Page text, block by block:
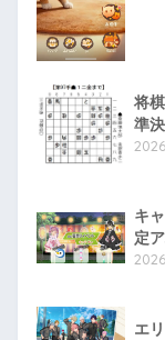
将
準
キ
定
エ